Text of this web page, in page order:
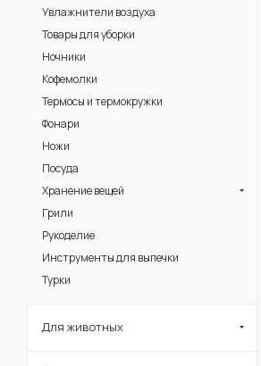
Увлажнители воздуха
Товары для уборки
Ночники
Кофемолки
Термосы и термокружки
Фонари
Ножи
Посуда
Хранение вещей
Грили
Рукоделие
Инструменты для выпечки
Турки
Для животных